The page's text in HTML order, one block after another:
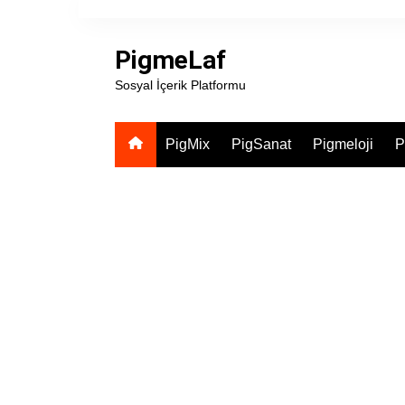
PigmeLaf
Sosyal İçerik Platformu
PigMix PigSanat Pigmeloji